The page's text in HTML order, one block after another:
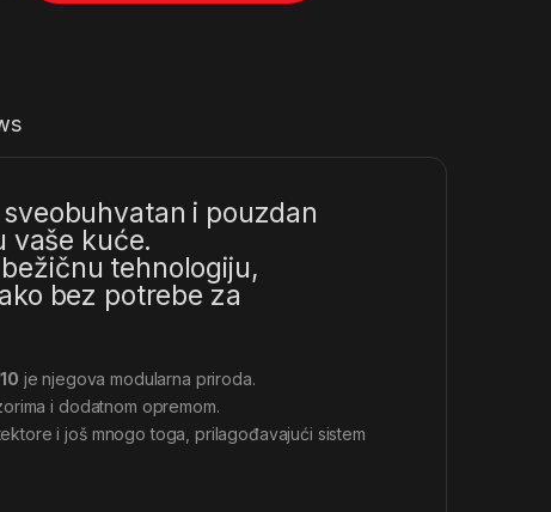
i pouzdan
vaše kuće.
tehnologiju,
bez potrebe za
je njegova modularna priroda.
i dodatnom opremom.
i još mnogo toga, prilagođavajući sistem